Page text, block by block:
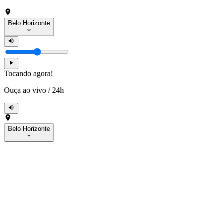
Belo Horizonte
Tocando agora!
Ouça ao vivo / 24h
Belo Horizonte